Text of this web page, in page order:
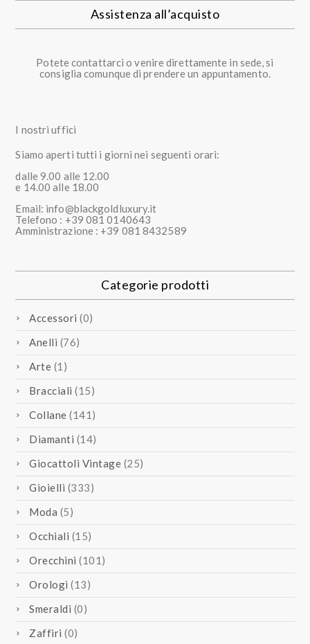
Assistenza all’acquisto
Potete contattarci o venire direttamente in sede, si
consiglia comunque di prendere un appuntamento.
I nostri uffici
Siamo aperti tutti i giorni nei seguenti orari:
dalle 9.00 alle 12.00
e 14.00 alle 18.00
Email: info@blackgoldluxury.it
Telefono : +39 081 0140643
Amministrazione : +39 081 8432589
Categorie prodotti
Accessori (0)
Anelli (76)
Arte (1)
Bracciali (15)
Collane (141)
Diamanti (14)
Giocattoli Vintage (25)
Gioielli (333)
Moda (5)
Occhiali (15)
Orecchini (101)
Orologi (13)
Smeraldi (0)
Zaffiri (0)